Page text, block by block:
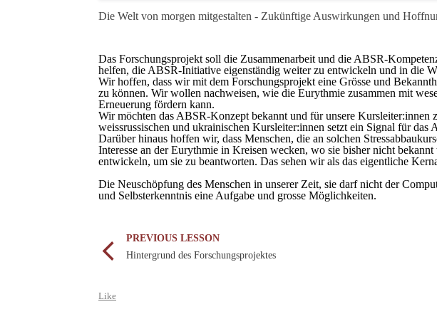
Die Welt von morgen mitgestalten - Zukünftige Auswirkungen und
Das Forschungsprojekt soll die Zusammenarbeit und die ABSR-
helfen, die ABSR-Initiative eigenständig weiter zu entwickeln und in die
Wir hoffen, dass wir mit dem Forschungsprojekt eine Grösse und
zu können. Wir wollen nachweisen, wie die Eurythmie zusammen mit
Erneuerung fördern kann.
Wir möchten das ABSR-Konzept bekannt und für unsere Kursleiter:innen
weissrussischen und ukrainischen Kursleiter:innen setzt ein Signal für das
Darüber hinaus hoffen wir, dass Menschen, die an solchen
Interesse an der Eurythmie in Kreisen wecken, wo sie bisher nicht
entwickeln, um sie zu beantworten. Das sehen wir als das eigentliche
Die Neuschöpfung des Menschen in unserer Zeit, sie darf nicht der
und Selbsterkenntnis eine Aufgabe und grosse Möglichkeiten.
PREVIOUS LESSON
Hintergrund des Forschungsprojektes
Like